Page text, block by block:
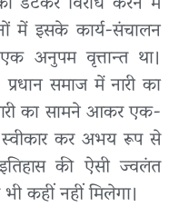
में इसके कार्य-संचालन
अनुपम वृत्तान्त था।
समाज में नारी का
का सामने आकर एक-
कर अभय रूप से
की ऐसी ज्वलंत
कहीं नहीं मिलेगा।